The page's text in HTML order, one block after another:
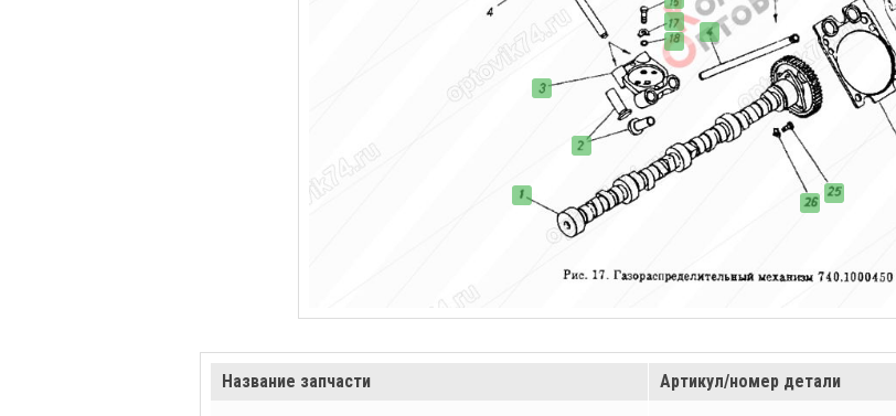
Название запчасти Артикул/номер детали